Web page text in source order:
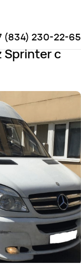
(834) 230-22-65
Sprinter с